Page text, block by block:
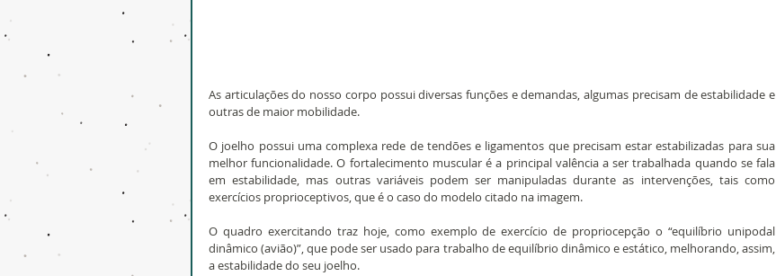
As articulações do nosso corpo possui diversas funções e demandas, algumas precisam de estabilidade e
outras de maior mobilidade.
O joelho possui uma complexa rede de tendões e ligamentos que precisam estar estabilizadas para sua
melhor funcionalidade. O fortalecimento muscular é a principal valência a ser trabalhada quando se fala
em estabilidade, mas outras variáveis podem ser manipuladas durante as intervenções, tais como
exercícios proprioceptivos, que é o caso do modelo citado na imagem.
O quadro exercitando traz hoje, como exemplo de exercício de propriocepção o “equilíbrio unipodal
dinâmico (avião)”, que pode ser usado para trabalho de equilíbrio dinâmico e estático, melhorando, assim,
a estabilidade do seu joelho.